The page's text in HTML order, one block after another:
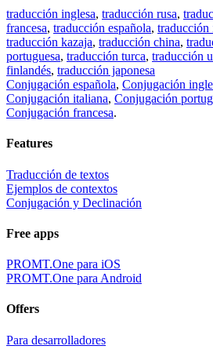
traducción inglesa, traducción rusa,
francesa, traducción española, traducción
traducción kazaja, traducción china,
portuguesa, traducción turca, traducción
finlandés, traducción japonesa
Conjugación española, Conjugación
Conjugación italiana, Conjugación
Conjugación francesa.
Features
Traducción de textos
Ejemplos de contextos
Conjugación y Declinación
Free apps
PROMT.One para iOS
PROMT.One para Android
Offers
Para desarrolladores